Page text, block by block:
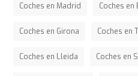
Coches en Madrid Coches en
Coches en Girona Coches en
Coches en Lleida Coches en